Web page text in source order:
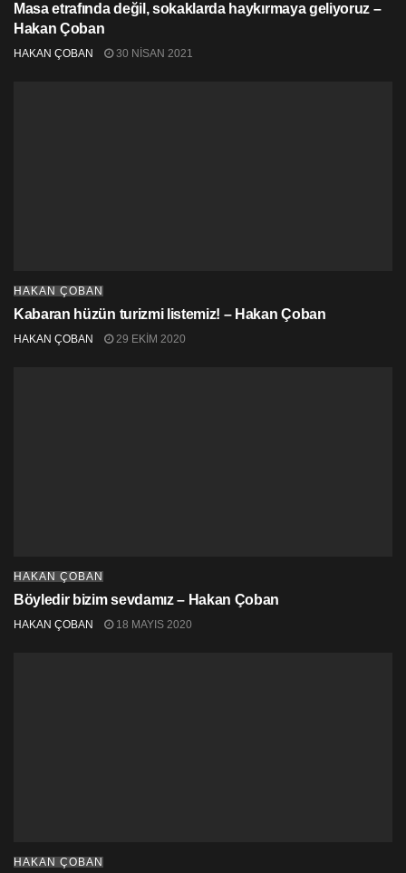
Masa etrafında değil, sokaklarda haykırmaya geliyoruz –
Hakan Çoban
HAKAN ÇOBAN 30 NISAN 2021
HAKAN ÇOBAN
Kabaran hüzün turizmi listemiz! – Hakan Çoban
HAKAN ÇOBAN 29 EKIM 2020
HAKAN ÇOBAN
Böyledir bizim sevdamız – Hakan Çoban
HAKAN ÇOBAN 18 MAYIS 2020
HAKAN ÇOBAN